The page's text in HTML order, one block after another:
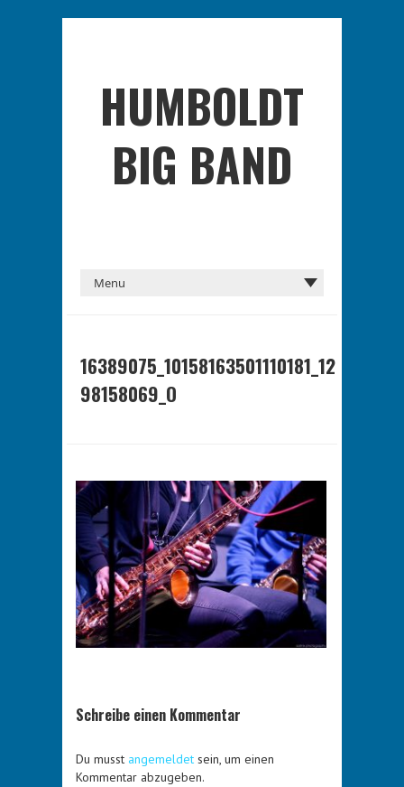
HUMBOLDT
BIG BAND
16389075_10158163501110181_12
98158069_O
Schreibe einen Kommentar
Du musst angemeldet sein, um einen
Kommentar abzugeben.